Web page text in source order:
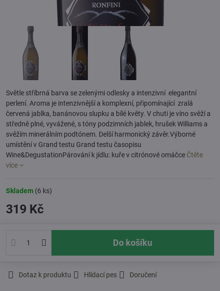
Světle stříbrná barva se zelenými odlesky a intenzivní elegantní
perlení. Aroma je intenzivnější a komplexní, připomínající zralá
červená jablka, banánovou slupku a bílé květy. V chuti je víno svěží a
středně plné, vyvážené, s tóny podzimních jablek, hrušek Williams a
svěžím minerálním podtónem. Delší harmonický závěr.Výborné
umístění v Grand testu Grand testu časopisu
Wine&DegustationPárování k jídlu: kuře v citrónové omáčce Čtěte
více
Skladem (6 ks)
319 Kč
Do košíku
Dotaz k produktu Hlídací pes Doručení